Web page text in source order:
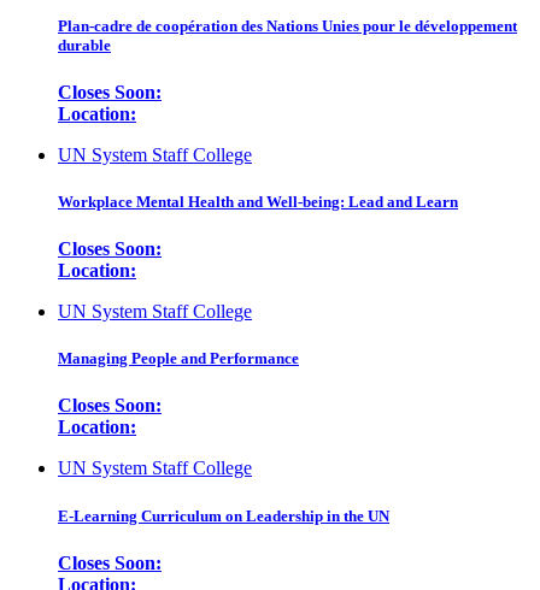
Plan-cadre de coopération des Nations Unies pour le développement
durable
Closes Soon:
Location:
UN System Staff College
Workplace Mental Health and Well-being: Lead and Learn
Closes Soon:
Location:
UN System Staff College
Managing People and Performance
Closes Soon:
Location:
UN System Staff College
E-Learning Curriculum on Leadership in the UN
Closes Soon:
Location: